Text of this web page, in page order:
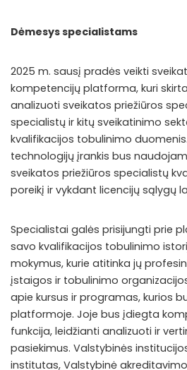
Dėmesys specialistams
2025 m. sausį pradės veikti
kompetencijų platforma, kuri
analizuoti sveikatos priežiūros
specialistų ir kitų sveikatinimo
kvalifikacijos tobulinimo
technologijų įrankis bus
sveikatos priežiūros specialistų
poreikį ir vykdant licencijų sąlygų
Specialistai galės prisijungti prie
savo kvalifikacijos tobulinimo
mokymus, kurie atitinka jų
įstaigos ir tobulinimo
apie kursus ir programas, kurios
platformoje. Joje bus įdiegta
funkcija, leidžianti analizuoti ir
pasiekimus. Valstybinės
institutas, Valstybinė